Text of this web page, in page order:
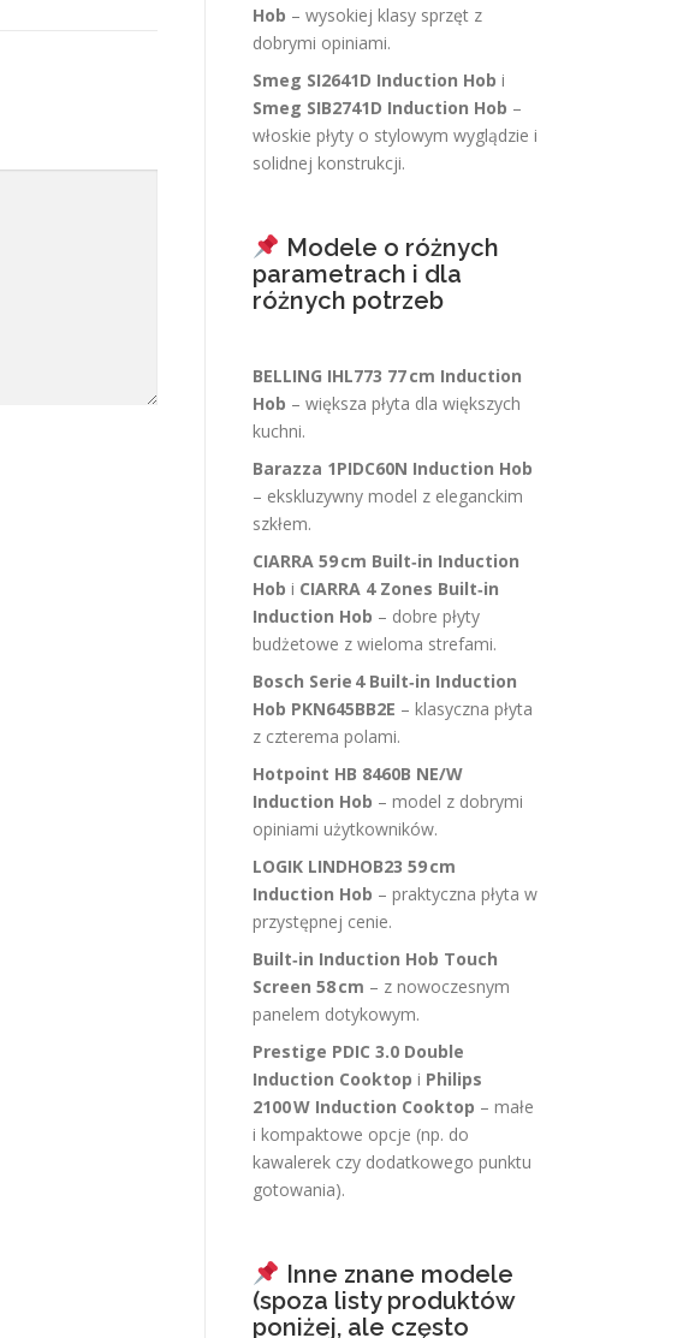
Hob – wysokiej klasy sprzęt z
dobrymi opiniami.
Smeg SI2641D Induction Hob i
Smeg SIB2741D Induction Hob –
włoskie płyty o stylowym wyglądzie i
solidnej konstrukcji.
Modele o różnych
parametrach i dla
różnych potrzeb
BELLING IHL773 77 cm Induction
Hob – większa płyta dla większych
kuchni.
Barazza 1PIDC60N Induction Hob
– ekskluzywny model z eleganckim
szkłem.
CIARRA 59 cm Built‑in Induction
Hob i CIARRA 4 Zones Built‑in
Induction Hob – dobre płyty
budżetowe z wieloma strefami.
Bosch Serie 4 Built‑in Induction
Hob PKN645BB2E – klasyczna płyta
z czterema polami.
Hotpoint HB 8460B NE/W
Induction Hob – model z dobrymi
opiniami użytkowników.
LOGIK LINDHOB23 59 cm
Induction Hob – praktyczna płyta w
przystępnej cenie.
Built‑in Induction Hob Touch
Screen 58 cm – z nowoczesnym
panelem dotykowym.
Prestige PDIC 3.0 Double
Induction Cooktop i Philips
2100 W Induction Cooktop – małe
i kompaktowe opcje (np. do
kawalerek czy dodatkowego punktu
gotowania).
Inne znane modele
(spoza listy produktów
poniżej, ale często